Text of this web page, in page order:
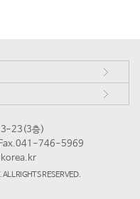
23(3층)
746-5969
RIGHTS RESERVED.